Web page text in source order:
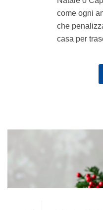
come ogni
che
casa per